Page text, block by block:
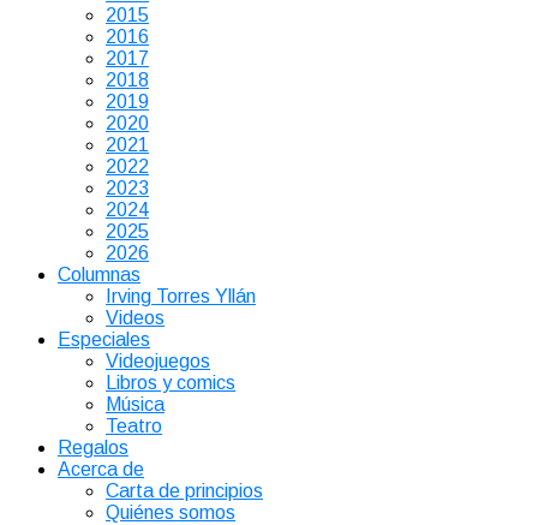
2015
2016
2017
2018
2019
2020
2021
2022
2023
2024
2025
2026
Columnas
Irving Torres Yllán
Videos
Especiales
Videojuegos
Libros y comics
Música
Teatro
Regalos
Acerca de
Carta de principios
Quiénes somos